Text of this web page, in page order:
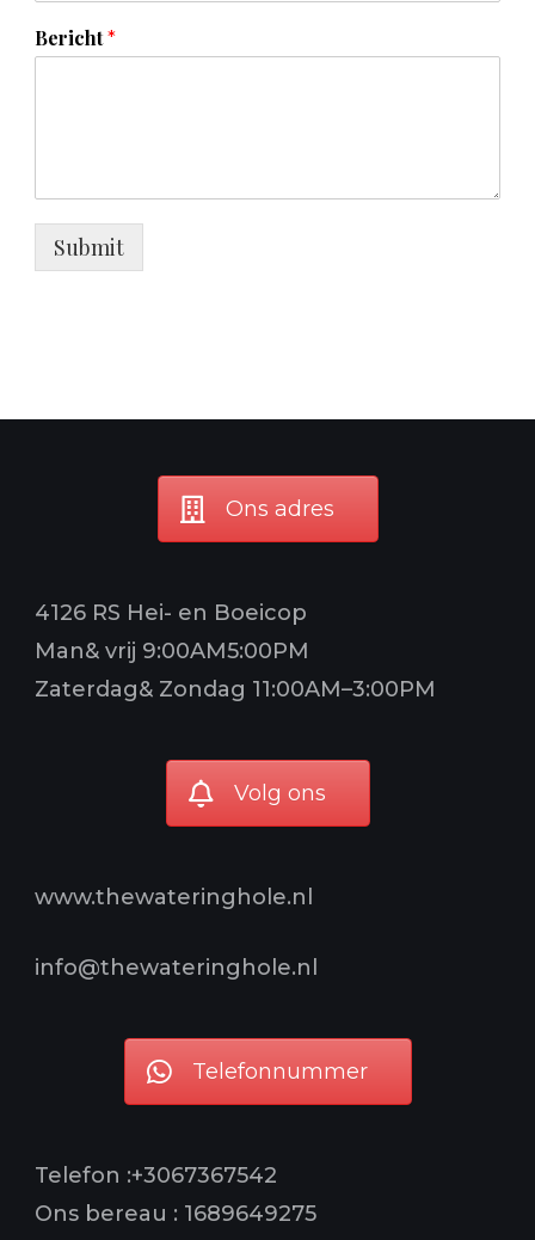
Bericht*
Submit
Ons adres
4126 RS Hei- en Boeicop
Man& vrij 9:00AM5:00PM
Zaterdag& Zondag 11:00AM–3:00PM
Volg ons
www.thewateringhole.nl
info@thewateringhole.nl
Telefonnummer
Telefon :+3067367542
Ons bereau : 1689649275